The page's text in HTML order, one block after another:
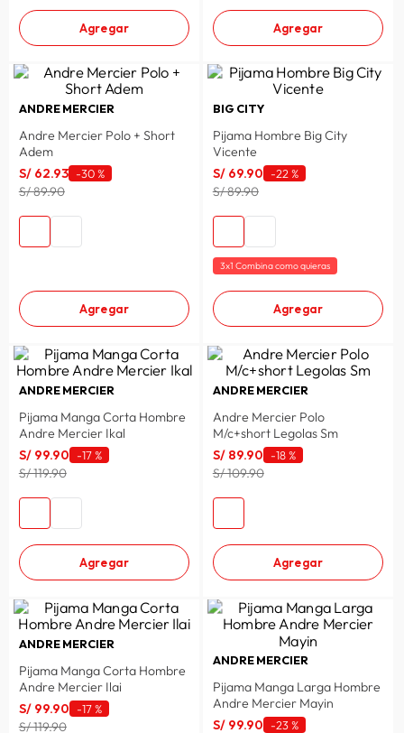
Agregar Agregar
ANDRE MERCIER
Andre Mercier Polo + Short
Adem
S/ 62.93 -30 %
S/ 89.90
Agregar
BIG CITY
Pijama Hombre Big City
Vicente
S/ 69.90 -22 %
S/ 89.90
3x1 Combina como quieras
Agregar
ANDRE MERCIER
Pijama Manga Corta Hombre
Andre Mercier Ikal
S/ 99.90 -17 %
S/ 119.90
Agregar
ANDRE MERCIER
Andre Mercier Polo
M/c+short Legolas Sm
S/ 89.90 -18 %
S/ 109.90
Agregar
ANDRE MERCIER
Pijama Manga Corta Hombre
Andre Mercier Ilai
S/ 99.90 -17 %
S/ 119.90
ANDRE MERCIER
Pijama Manga Larga Hombre
Andre Mercier Mayin
S/ 99.90 -23 %